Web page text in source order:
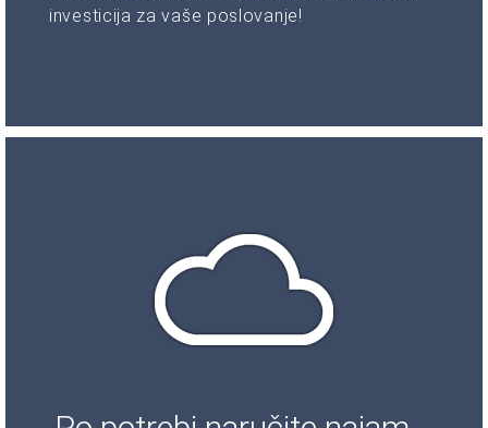
investicija za vaše poslovanje!